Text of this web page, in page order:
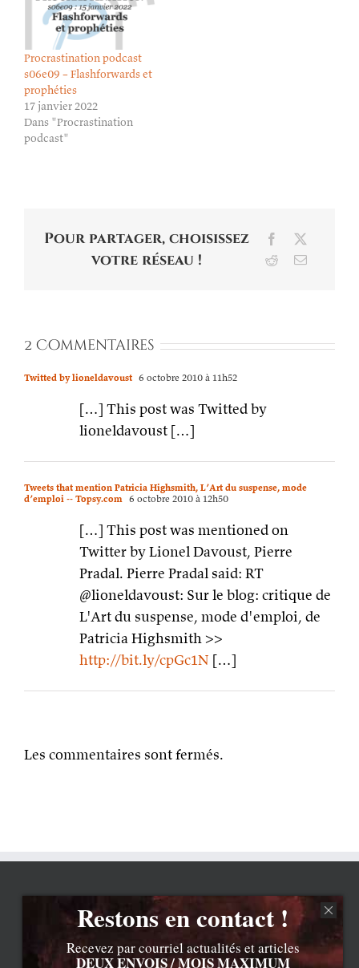
Procrastination podcast
s06e09 – Flashforwards et
prophéties
17 janvier 2022
Dans "Procrastination
podcast"
Pour partager, choisissez
votre réseau !
Facebook
RedditEmail
2 Commentaires
Twitted by lioneldavoust 6 octobre 2010 à 11h52
[…] This post was Twitted by
lioneldavoust […]
Tweets that mention Patricia Highsmith, L’Art du suspense, mode
d’emploi -- Topsy.com 6 octobre 2010 à 12h50
[…] This post was mentioned on
Twitter by Lionel Davoust, Pierre
Pradal. Pierre Pradal said: RT
@lioneldavoust: Sur le blog: critique de
L'Art du suspense, mode d'emploi, de
Patricia Highsmith >>
http://bit.ly/cpGc1N […]
Les commentaires sont fermés.
Restons en contact !
Recevez par courriel actualités et articles
DEUX ENVOIS / MOIS MAXIMUM